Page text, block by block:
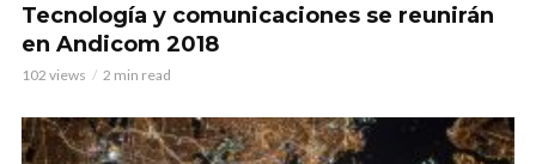
Tecnología y comunicaciones se reunirán
en Andicom 2018
102 views 2 min read